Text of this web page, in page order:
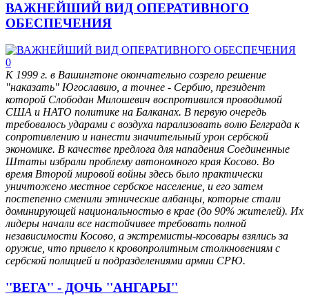
ВАЖНЕЙШИЙ ВИД ОПЕРАТИВНОГО
ОБЕСПЕЧЕНИЯ
0
К 1999 г. в Вашингтоне окончательно созрело решение
"наказать" Югославию, а точнее - Сербию, президент
которой Слободан Милошевич воспротивился проводимой
США и НАТО политике на Балканах. В первую очередь
требовалось ударами с воздуха парализовать волю Белграда к
сопротивлению и нанести значительный урон сербской
экономике. В качестве предлога для нападения Соединенные
Штаты избрали проблему автономного края Косово. Во
время Второй мировой войны здесь было практически
уничтожено местное сербское население, и его затем
постепенно сменили этнические албанцы, которые стали
доминирующей национальностью в крае (до 90% жителей). Их
лидеры начали все настойчивее требовать полной
независимости Косово, а экстремисты-косовары взялись за
оружие, что привело к кровопролитным столкновениям с
сербской полицией и подразделениями армии СРЮ.
''ВЕГА'' - ДОЧЬ ''АНГАРЫ''